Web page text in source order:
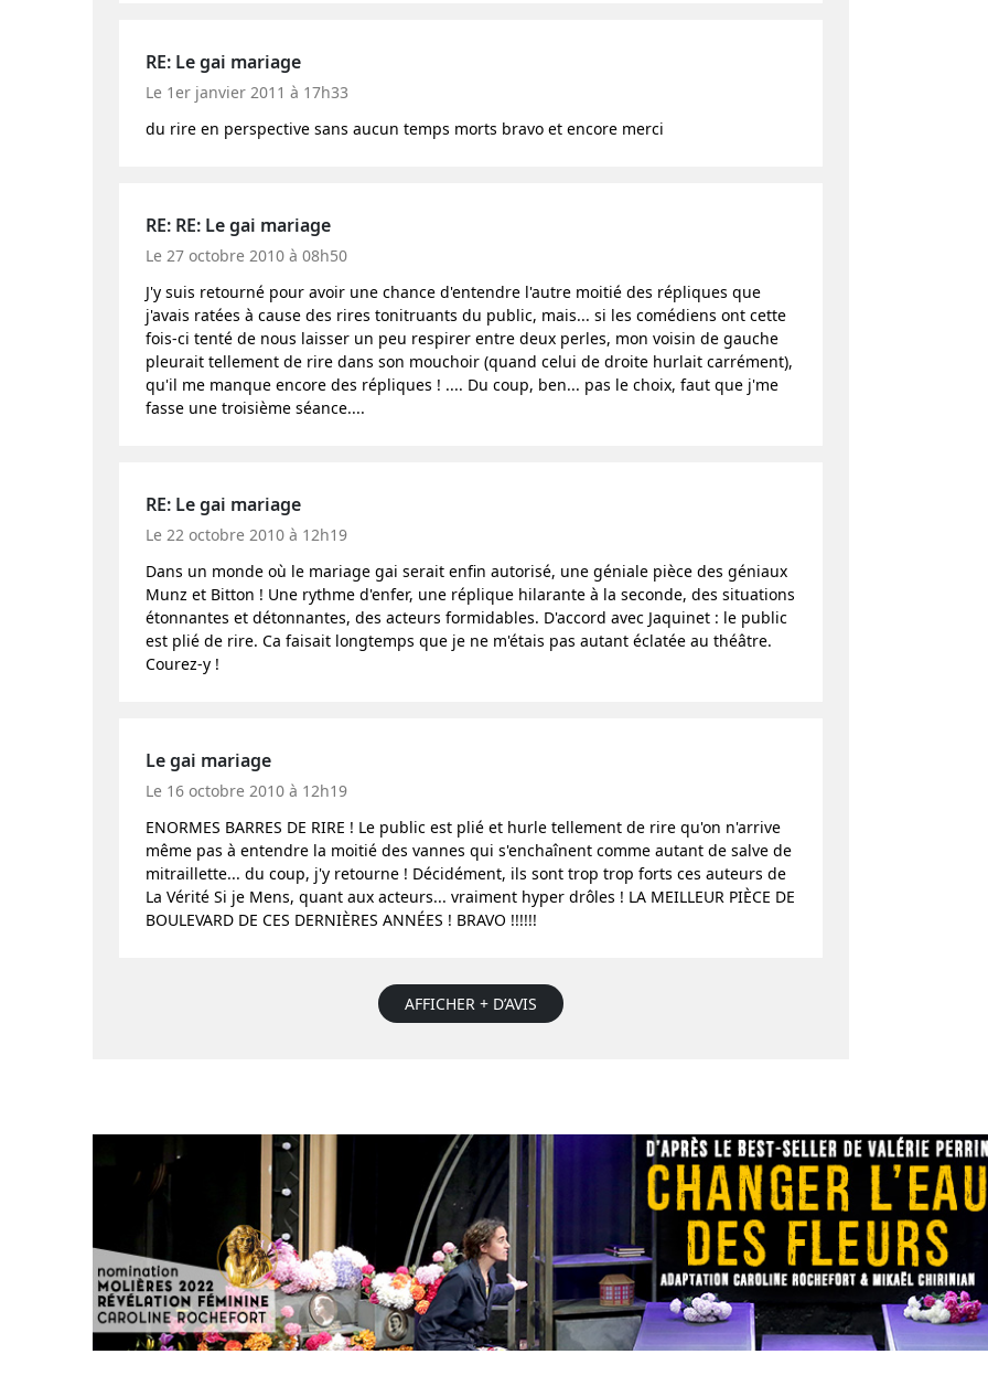
RE: Le gai mariage
Le 1er janvier 2011 à 17h33
du rire en perspective sans aucun temps morts bravo et encore merci
RE: RE: Le gai mariage
Le 27 octobre 2010 à 08h50
J'y suis retourné pour avoir une chance d'entendre l'autre moitié des répliques que
j'avais ratées à cause des rires tonitruants du public, mais... si les comédiens ont cette
fois-ci tenté de nous laisser un peu respirer entre deux perles, mon voisin de gauche
pleurait tellement de rire dans son mouchoir (quand celui de droite hurlait carrément),
qu'il me manque encore des répliques ! .... Du coup, ben... pas le choix, faut que j'me
fasse une troisième séance....
RE: Le gai mariage
Le 22 octobre 2010 à 12h19
Dans un monde où le mariage gai serait enfin autorisé, une géniale pièce des géniaux
Munz et Bitton ! Une rythme d'enfer, une réplique hilarante à la seconde, des situations
étonnantes et détonnantes, des acteurs formidables. D'accord avec Jaquinet : le public
est plié de rire. Ca faisait longtemps que je ne m'étais pas autant éclatée au théâtre.
Courez-y !
Le gai mariage
Le 16 octobre 2010 à 12h19
ENORMES BARRES DE RIRE ! Le public est plié et hurle tellement de rire qu'on n'arrive
même pas à entendre la moitié des vannes qui s'enchaînent comme autant de salve de
mitraillette... du coup, j'y retourne ! Décidément, ils sont trop trop forts ces auteurs de
La Vérité Si je Mens, quant aux acteurs... vraiment hyper drôles ! LA MEILLEUR PIÈCE DE
BOULEVARD DE CES DERNIÈRES ANNÉES ! BRAVO !!!!!!
AFFICHER + D’AVIS